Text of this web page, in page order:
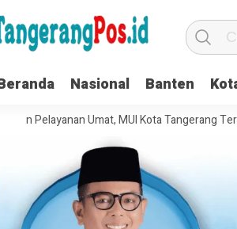
Nasional Banten
Umat, MUI Kota Tangerang Terapkan ISO